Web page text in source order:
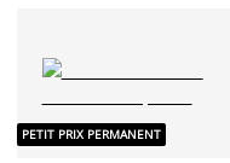
PETIT PRIX PERMANENT